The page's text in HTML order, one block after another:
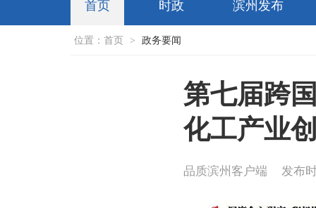
首页 时政 滨州发布
位置： 首页 > 政务要闻
第七届跨
化工产业
品质滨州客户端 发布